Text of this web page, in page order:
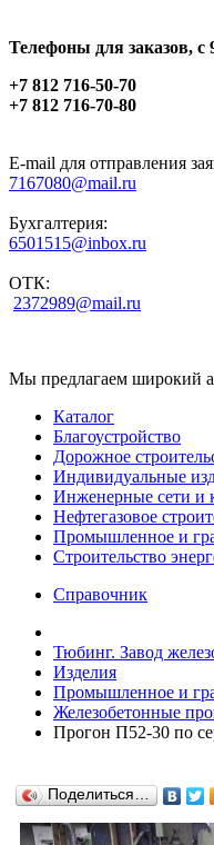
Телефоны для заказов, c
+7 812 716-50-70
+7 812 716-70-80
E-mail для отправления
7167080@mail.ru
Бухгалтерия:
6501515@inbox.ru
ОТК:
2372989@mail.ru
Мы предлагаем широкий
Каталог
Благоустройство
Дорожное
Индивидуальные
Инженерные сети и
Нефтегазовое
Промышленное и
Строительство
Справочник
Тюбинг. Завод
Изделия
Промышленное и
Железобетонные
Прогон П52-30 по
Поделиться…